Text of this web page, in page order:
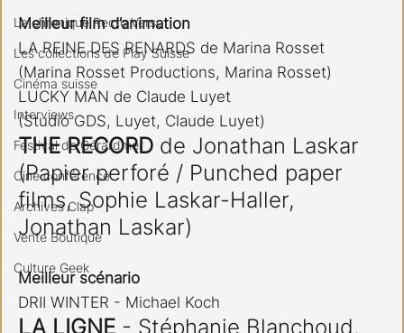
La chronique Recto Verso
Les collections de Play Suisse
Cinéma suisse
Interviews
Festival de Gérardmer
Ciné conférence
Archives Clap
Vente Boutique
Culture Geek
Meilleur film d’animation
LA REINE DES RENARDS de Marina Rosset
(Marina Rosset Productions, Marina Rosset)
LUCKY MAN de Claude Luyet
(Studio GDS, Luyet, Claude Luyet)
THE RECORD de Jonathan Laskar
(Papier perforé / Punched paper
films, Sophie Laskar-Haller,
Jonathan Laskar)
Meilleur scénario
DRII WINTER - Michael Koch
LA LIGNE - Stéphanie Blanchoud,